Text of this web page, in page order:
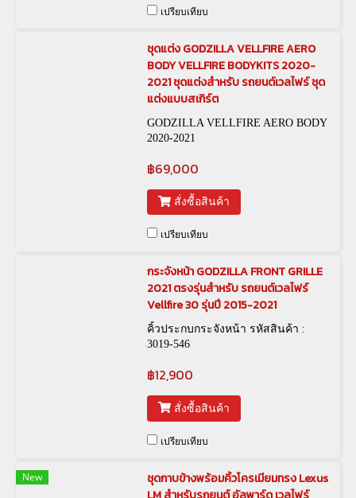
เปรียบเทียบ
ชุดแต่ง GODZILLA VELLFIRE AERO
BODY VELLFIRE BODYKITS 2020-
2021 ชุดแต่งสำหรับ รถยนต์เวลไฟร์ ชุด
แต่งแบบสเกิร์ต
GODZILLA VELLFIRE AERO BODY
2020-2021
฿69,000
สั่งซื้อสินค้า
เปรียบเทียบ
กระจังหน้า GODZILLA FRONT GRILLE
2021 ตรงรุ่นสำหรับ รถยนต์เวลไฟร์
Vellfire 30 รุ่นปี 2015-2021
คิ้วประกบกระจังหน้า รหัสสินค้า :
3019-546
฿12,900
สั่งซื้อสินค้า
เปรียบเทียบ
New
ชุดกาบข้างพร้อมคิ้วโครเมียมทรง Lexus